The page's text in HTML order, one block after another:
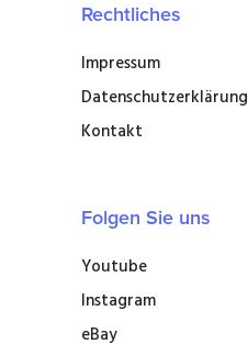
Rechtliches
Impressum
Datenschutzerklärung
Kontakt
Folgen Sie uns
Youtube
Instagram
eBay